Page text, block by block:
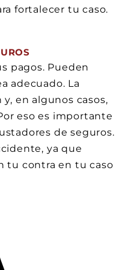
fortalecer tu caso.
pagos. Pueden
adecuado. La
en algunos casos,
eso es importante
de seguros.
ya que
tu contra en tu caso